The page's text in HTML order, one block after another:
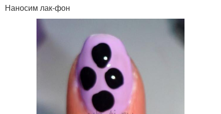
Наносим лак-фон